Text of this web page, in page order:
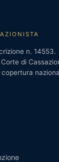
n. 14553.
di